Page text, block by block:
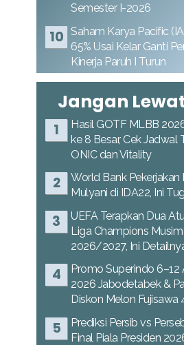
Semester I-2026
Saham Karya Pacific
65% Usai Kelar Ganti
Kinerja Paruh I Turun
Jangan
Hasil GOTF MLBB
ke 8 Besar, Cek Jadwal
ONIC dan Vitality
World Bank Pekerjakan
Mulyani di IDA22, Ini
UEFA Terapkan Dua
Liga Champions Musim
2026/2027, Ini
Promo Superindo 6–12
2026 Jabodetabek &
Diskon Melon Fujisawa
Prediksi Persib vs
Final Piala Presiden